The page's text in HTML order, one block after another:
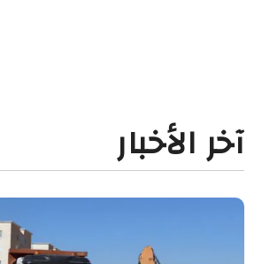
آخر الأخبار